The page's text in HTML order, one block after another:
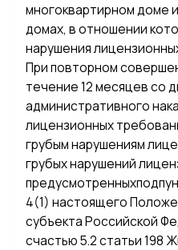
многоквартирном доме
домах, в отношении
нарушения
При повторном
течение 12 месяцев со
административного
лицензионных
грубым нарушениям
грубых нарушений
4(1) настоящего
субъекта Российской
счастью 5.2 статьи 198